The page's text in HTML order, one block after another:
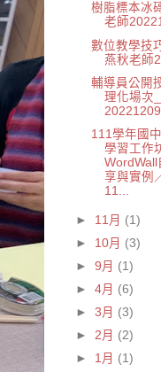
樹脂標本冰
老師
數位教學技
燕秋老師
輔導員公開
理化場次
20221209
111學年國
學習工作
WordWall
享與實例
11...
► 11月 (1)
► 10月 (3)
►9月 (1)
►4月 (6)
►3月 (3)
►2月 (2)
► 1月 (1)